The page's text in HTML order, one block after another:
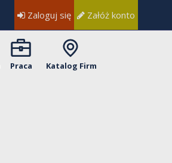
Zaloguj się Załóż konto
Praca Katalog Firm